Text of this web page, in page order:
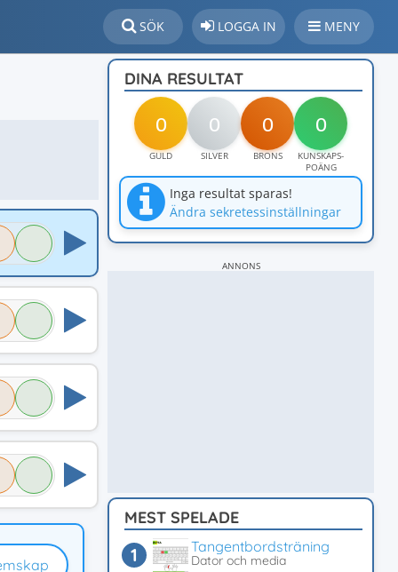
SÖK LOGGA IN MENY
DINA RESULTAT
0 0 0 0
GULD SILVER BRONS
KUNSKAPS-
POÄNG
Inga resultat sparas!
Ändra sekretessinställningar
ANNONS
MEST SPELADE
Tangentbordsträning
Dator och media